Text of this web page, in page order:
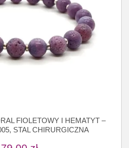
FIOLETOWY I HEMATYT –
STAL CHIRURGICZNA